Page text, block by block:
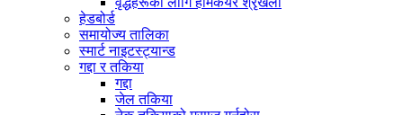
हेडबोर्ड
समायोज्य तालिका
स्मार्ट नाइटस्ट्यान्ड
गद्दा र तकिया
गद्दा
जेल तकिया